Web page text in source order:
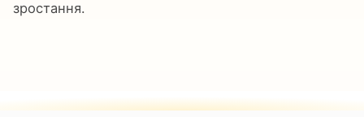
зростання.